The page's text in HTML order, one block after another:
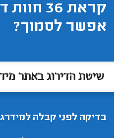
קראת 36
אפשר לסמוך?
שיטת הדירוג באתר
בדיקה לפני קבלה למידרג